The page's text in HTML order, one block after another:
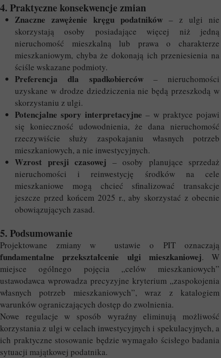
4. Praktyczne konsekwencje zmian
Znaczne zawężenie kręgu podatników – z ulgi nie
skorzystają osoby posiadające więcej niż jedną
nieruchomość mieszkalną lub prawa o charakterze
mieszkaniowym, chyba że dokonają ich przeniesienia na
ściśle wskazane podmioty.
Preferencja dla spadkobierców– nieruchomości
uzyskane w drodze dziedziczenia nie będą przeszkodą w
skorzystaniu z ulgi.
Potencjalne spory interpretacyjne – w praktyce pojawi
się konieczność udowodnienia, że dana nieruchomość
rzeczywiście służy zaspokajaniu własnych potrzeb
mieszkaniowych, a nie inwestycyjnych.
Wzrost presji czasowej – osoby planujące sprzedaż
nieruchomości i reinwestycję środków na cele
mieszkaniowe mogą chcieć sfinalizować transakcje
jeszcze przed końcem 2025 r., aby skorzystać z obecnie
obowiązujących zasad.
5. Podsumowanie
Projektowane zmiany w ustawie o PIT oznaczają
fundamentalne przekształcenie ulgi mieszkaniowej. W
miejsce ogólnego pojęcia „celów mieszkaniowych”
ustawodawca wprowadza precyzyjne kryterium „zaspokojenia
własnych potrzeb mieszkaniowych”, wraz z katalogiem
warunków ograniczających dostęp do zwolnienia.
Nowe regulacje w sposób wyraźny eliminują możliwość
korzystania z ulgi w celach inwestycyjnych i spekulacyjnych, a
ich praktyczne stosowanie będzie wymagało ścisłego badania
sytuacji majątkowej podatnika.